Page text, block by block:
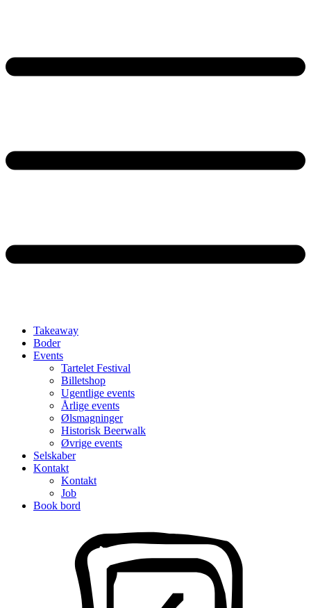
Takeaway
Boder
Events
Tartelet Festival
Billetshop
Ugentlige events
Årlige events
Ølsmagninger
Historisk Beerwalk
Øvrige events
Selskaber
Kontakt
Kontakt
Job
Book bord